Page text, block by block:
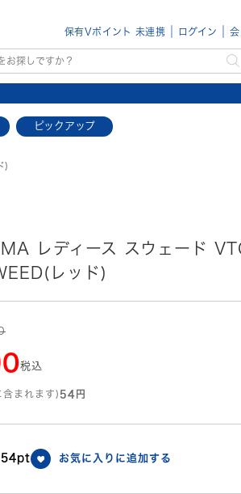
保有Vポイント 未連携 ログイン
ピックアップ
)
レディース スウェード
レッド)
税込
まれます) 54円
54pt お気に入りに追加する